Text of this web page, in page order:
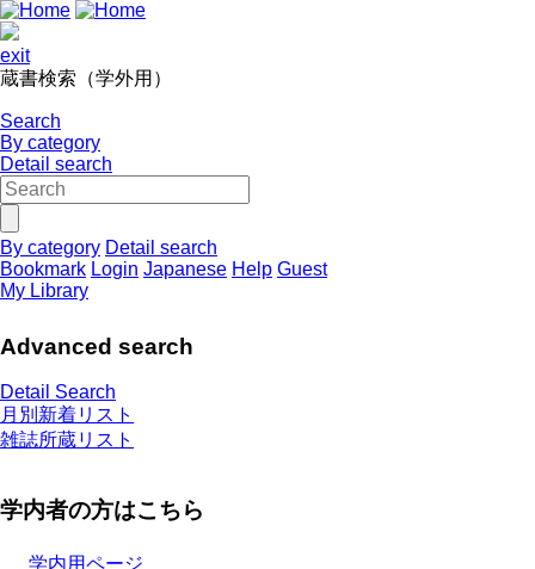
exit
蔵書検索（学外用）
Search
By category
Detail search
By category Detail search
Bookmark Login Japanese Help Guest
My Library
Advanced search
Detail Search
月別新着リスト
雑誌所蔵リスト
学内者の方はこちら
学内用ページ